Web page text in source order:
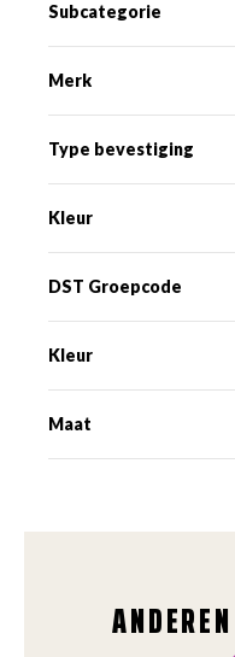
Subcategorie
Merk
Type bevestiging
Kleur
DST Groepcode
Kleur
Maat